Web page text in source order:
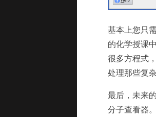
基本上您只
的化学授课
很多方程式
处理那些复
最后，未来
分子查看器